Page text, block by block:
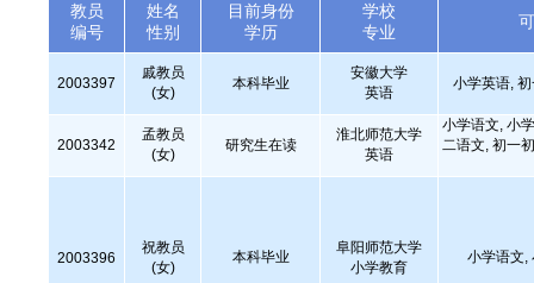
教员
编号
姓名
性别
目前身份
学历
学校
专业
2003397
戚教员
(女)
本科毕业
安徽大学
英语
小学英语,
2003342
孟教员
(女)
研究生在读
淮北师范大学
英语
小学语文, 小
二语文, 初一
2003396
祝教员
(女)
本科毕业
阜阳师范大学
小学教育
小学语文,